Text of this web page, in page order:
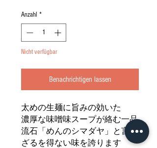
Anzahl *
Nicht verfügbar
Benachrichtigen lassen
太めの生麺に旨みの効いた
濃厚な味噌味スープが絡む一品
流石「めんのシマダヤ」と言わ
ざるを得ない味を誇ります